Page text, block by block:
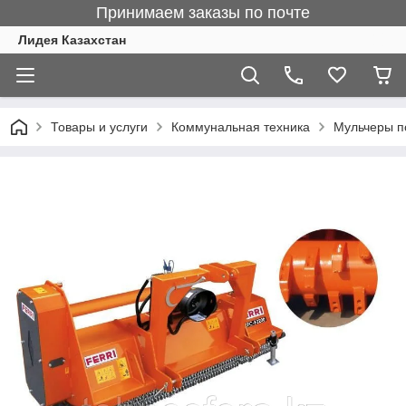
Принимаем заказы по почте
Лидея Казахстан
Товары и услуги Коммунальная техника Мульчеры